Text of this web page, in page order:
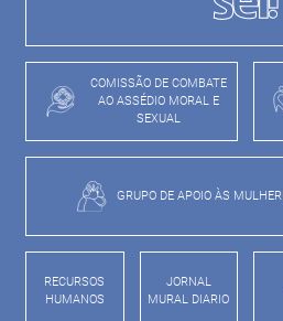
COMISSÃO DE COMBATE
AO ASSÉDIO MORAL E
SEXUAL
GRUPO DE APOIO ÀS
RECURSOS
HUMANOS
JORNAL
MURAL DIARIO